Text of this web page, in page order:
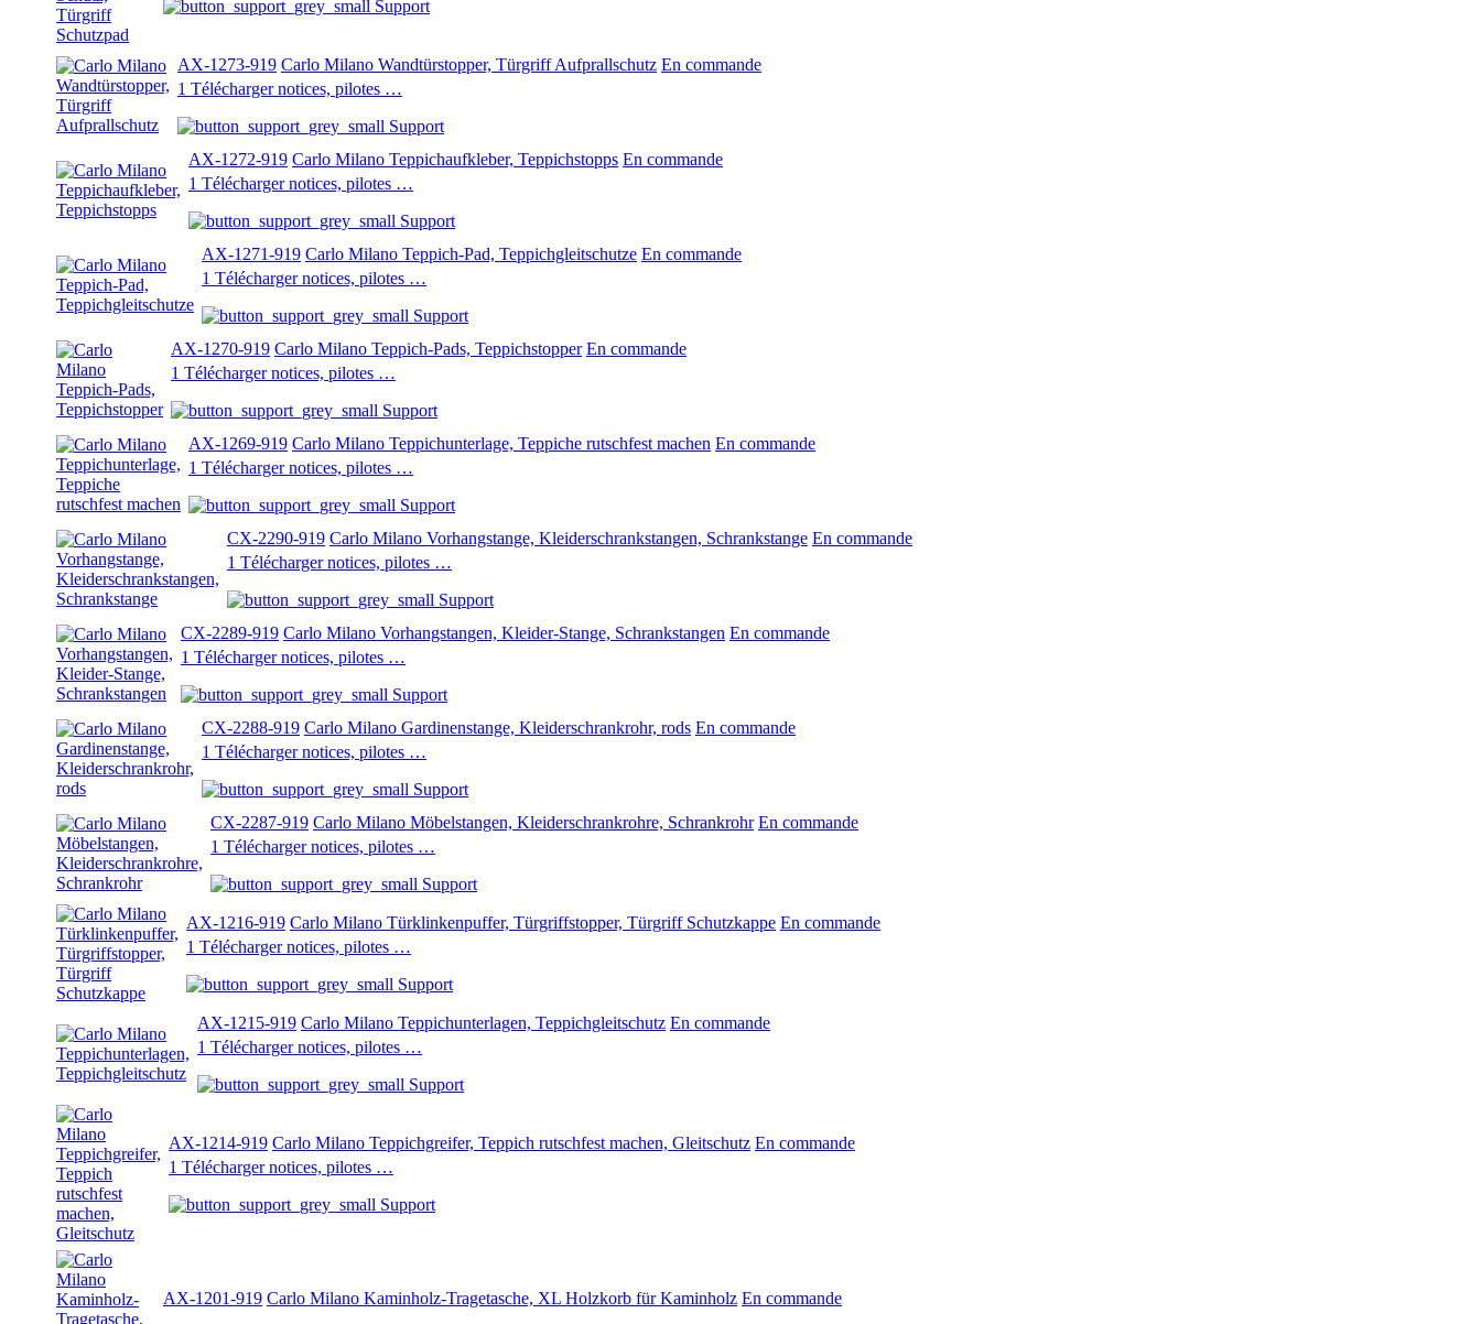
Support
AX-1273-919 Carlo Milano Wandtürstopper, Türgriff Aufprallschutz En commande
1 Télécharger notices, pilotes …
Support
AX-1272-919 Carlo Milano Teppichaufkleber, Teppichstopps En commande
1 Télécharger notices, pilotes …
Support
AX-1271-919 Carlo Milano Teppich-Pad, Teppichgleitschutze En commande
1 Télécharger notices, pilotes …
Support
AX-1270-919 Carlo Milano Teppich-Pads, Teppichstopper En commande
1 Télécharger notices, pilotes …
Support
AX-1269-919 Carlo Milano Teppichunterlage, Teppiche rutschfest machen En commande
1 Télécharger notices, pilotes …
Support
CX-2290-919 Carlo Milano Vorhangstange, Kleiderschrankstangen, Schrankstange En commande
1 Télécharger notices, pilotes …
Support
CX-2289-919 Carlo Milano Vorhangstangen, Kleider-Stange, Schrankstangen En commande
1 Télécharger notices, pilotes …
Support
CX-2288-919 Carlo Milano Gardinenstange, Kleiderschrankrohr, rods En commande
1 Télécharger notices, pilotes …
Support
CX-2287-919 Carlo Milano Möbelstangen, Kleiderschrankrohre, Schrankrohr En commande
1 Télécharger notices, pilotes …
Support
AX-1216-919 Carlo Milano Türklinkenpuffer, Türgriffstopper, Türgriff Schutzkappe En commande
1 Télécharger notices, pilotes …
Support
AX-1215-919 Carlo Milano Teppichunterlagen, Teppichgleitschutz En commande
1 Télécharger notices, pilotes …
Support
AX-1214-919 Carlo Milano Teppichgreifer, Teppich rutschfest machen, Gleitschutz En commande
1 Télécharger notices, pilotes …
Support
AX-1201-919 Carlo Milano Kaminholz-Tragetasche, XL Holzkorb für Kaminholz En commande